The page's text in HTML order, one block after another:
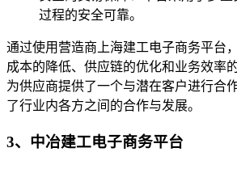
过程的安全可靠。
通过使用营造商上海建工电子商务平台
成本的降低、供应链的优化和业务效率
为供应商提供了一个与潜在客户进行合
了行业内各方之间的合作与发展。
3、中冶建工电子商务平台